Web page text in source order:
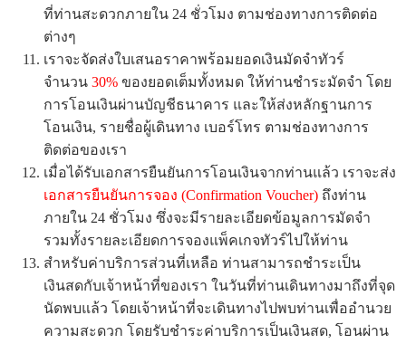
ที่ท่านสะดวกภายใน 24 ชั่วโมง ตามช่องทางการติดต่อ
ต่างๆ
เราจะจัดส่งใบเสนอราคาพร้อมยอดเงินมัดจำทัวร์
จำนวน 30% ของยอดเต็มทั้งหมด ให้ท่านชำระมัดจำ โดย
การโอนเงินผ่านบัญชีธนาคาร และให้ส่งหลักฐานการ
โอนเงิน, รายชื่อผู้เดินทาง เบอร์โทร ตามช่องทางการ
ติดต่อของเรา
เมื่อได้รับเอกสารยืนยันการโอนเงินจากท่านแล้ว เราจะส่ง
เอกสารยืนยันการจอง (Confirmation Voucher) ถึงท่าน
ภายใน 24 ชั่วโมง ซึ่งจะมีรายละเอียดข้อมูลการมัดจำ
รวมทั้งรายละเอียดการจองแพ็คเกจทัวร์ไปให้ท่าน
สำหรับค่าบริการส่วนที่เหลือ ท่านสามารถชำระเป็น
เงินสดกับเจ้าหน้าที่ของเรา ในวันที่ท่านเดินทางมาถึงที่จุด
นัดพบแล้ว โดยเจ้าหน้าที่จะเดินทางไปพบท่านเพื่ออำนวย
ความสะดวก โดยรับชำระค่าบริการเป็นเงินสด, โอนผ่าน